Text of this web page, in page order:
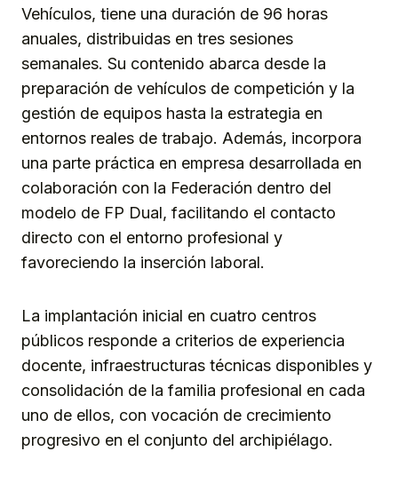
Vehículos, tiene una duración de 96 horas
anuales, distribuidas en tres sesiones
semanales. Su contenido abarca desde la
preparación de vehículos de competición y la
gestión de equipos hasta la estrategia en
entornos reales de trabajo. Además, incorpora
una parte práctica en empresa desarrollada en
colaboración con la Federación dentro del
modelo de FP Dual, facilitando el contacto
directo con el entorno profesional y
favoreciendo la inserción laboral.
La implantación inicial en cuatro centros
públicos responde a criterios de experiencia
docente, infraestructuras técnicas disponibles y
consolidación de la familia profesional en cada
uno de ellos, con vocación de crecimiento
progresivo en el conjunto del archipiélago.